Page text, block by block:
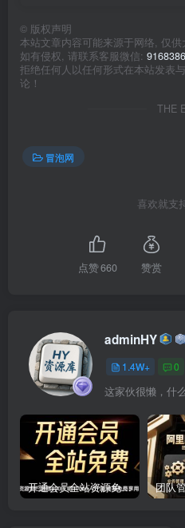
© 版权声明
本站文章内容可能来源于网络, 仅供
如有侵权, 请联系客服微信:
拒绝任何人以任何形式在本站发表
论！
THE
冒泡网
喜欢就支
点赞660 赞赏
adminHY
1.4W+ 0
这家伙很懒，什
开通会员全站资源免费下载 开通VIP会员 HY资源库